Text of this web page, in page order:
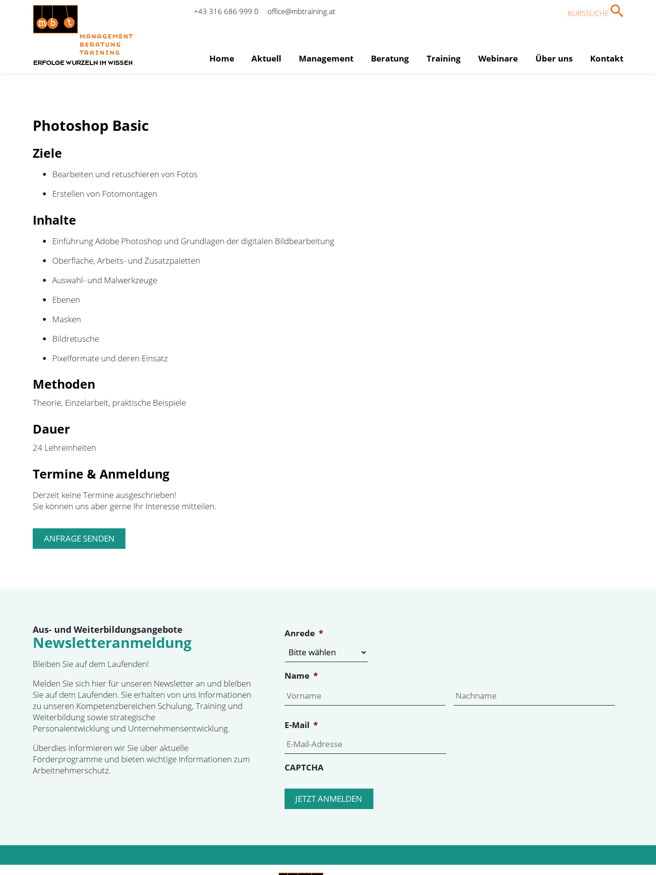
+43 316 686 999 0 office@mbtraining.at KURSSUCHE
Home Aktuell Management Beratung Training Webinare Über uns Kontakt
Photoshop Basic
Ziele
Bearbeiten und retuschieren von Fotos
Erstellen von Fotomontagen
Inhalte
Einführung Adobe Photoshop und Grundlagen der digitalen Bildbearbeitung
Oberfläche, Arbeits- und Zusatzpaletten
Auswahl- und Malwerkzeuge
Ebenen
Masken
Bildretusche
Pixelformate und deren Einsatz
Methoden
Theorie, Einzelarbeit, praktische Beispiele
Dauer
24 Lehreinheiten
Termine & Anmeldung
Derzeit keine Termine ausgeschrieben!
Sie können uns aber gerne Ihr Interesse mitteilen.
Aus- und Weiterbildungsangebote
Newsletteranmeldung
Bleiben Sie auf dem Laufenden!
Melden Sie sich hier für unseren Newsletter an und bleiben
Sie auf dem Laufenden. Sie erhalten von uns Informationen
zu unseren Kompetenzbereichen Schulung, Training und
Weiterbildung sowie strategische
Personalentwicklung und Unternehmensentwicklung.
Überdies informieren wir Sie über aktuelle
Förderprogramme und bieten wichtige Informationen zum
Arbeitnehmerschutz.
Anrede *
Name *
Vorname
E-Mail *
CAPTCHA